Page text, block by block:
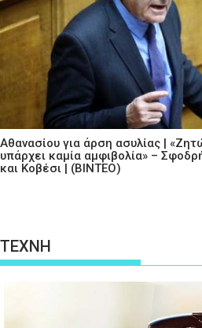
Αθανασίου για άρση ασυλίας |
υπάρχει καμία αμφιβολία» –
και Κοβέσι | (ΒΙΝΤΕΟ)
ΤΕΧΝΗ